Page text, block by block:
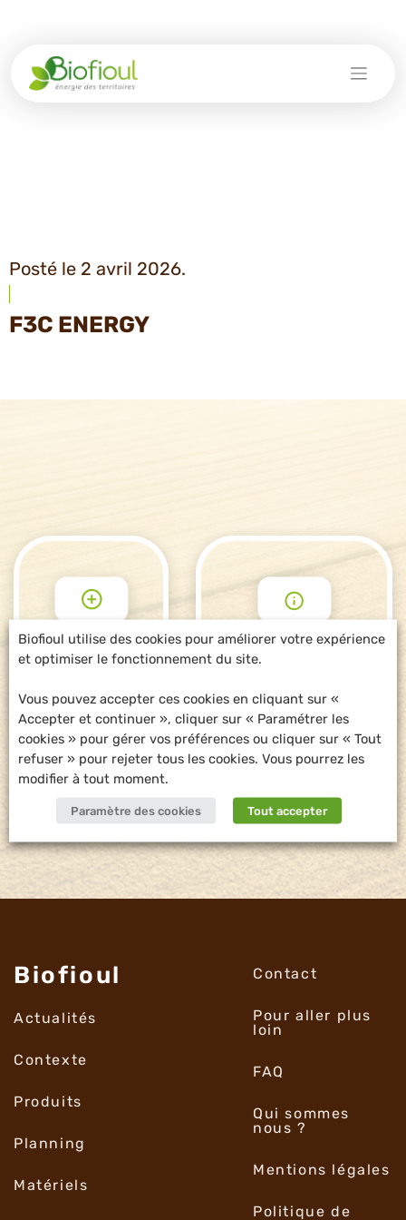
Posté le 2 avril 2026.
F3C ENERGY
POUR ALLER
PLUS LOIN
DEMANDE
D'INFORMATIONS
Biofioul
Actualités
Contexte
Produits
Planning
Matériels
Contact
Pour aller plus
loin
FAQ
Qui sommes
nous ?
Mentions légales
Politique de
Biofioul utilise des cookies pour améliorer votre expérience
et optimiser le fonctionnement du site.
Vous pouvez accepter ces cookies en cliquant sur «
Accepter et continuer », cliquer sur « Paramétrer les
cookies » pour gérer vos préférences ou cliquer sur « Tout
refuser » pour rejeter tous les cookies. Vous pourrez les
modifier à tout moment.
Paramètre des cookies Tout accepter